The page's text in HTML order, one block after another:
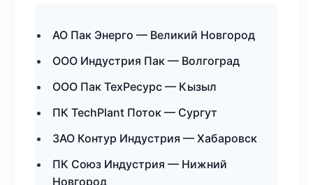
АО Пак Энерго — Великий Новгород
ООО Индустрия Пак — Волгоград
ООО Пак ТехРесурс — Кызыл
ПК TechPlant Поток — Сургут
ЗАО Контур Индустрия — Хабаровск
ПК Союз Индустрия — Нижний
Новгород